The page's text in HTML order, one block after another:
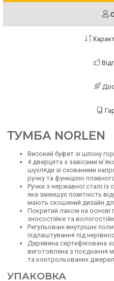
ТУМБА NORLEN
Високий буфет зі шпону
4 дверцята з завісами
шухляди зі схованими
ручку та функцією
Ручки з нержавної сталі
яке зменшує помітність
мають скошений дизайн
Покритий лаком на основі
зносостійке та
Регульовані внутрішні
підлаштування під
Деревина сертифікована
виготовлена з поєднання
та контрольованих
УПАКОВКА